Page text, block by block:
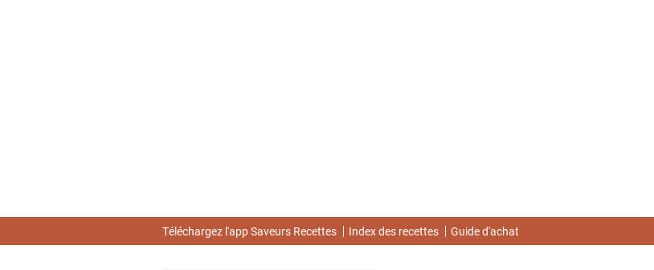
Téléchargez l'app Saveurs Recettes Index des recettes Guide d'achat